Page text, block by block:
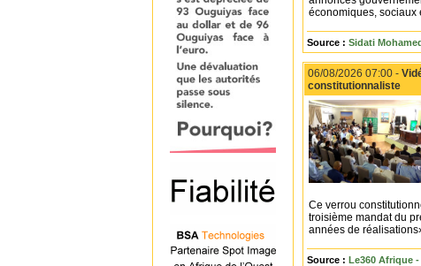
économiques, sociaux
Source : Sidati
06/08/2026 07:00 -
constitutionnaliste
Ce verrou
troisième mandat du
années de
Source : Le360 Afrique -